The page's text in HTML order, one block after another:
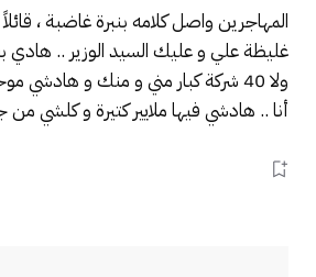
المهاجرين واصل كلامه بنبرة غاضبة ،
ولا 40 شركة كبار مني و منك و هادشي
أنا .. هادشي فيها ملايير كتيرة و كلشي